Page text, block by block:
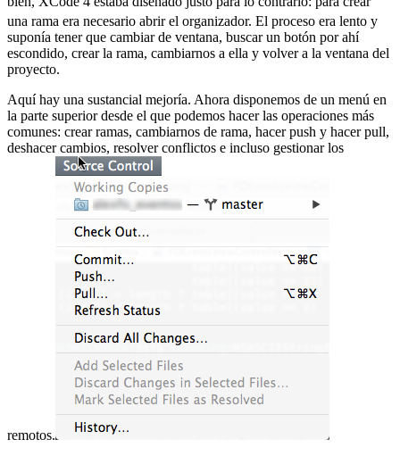
una rama era necesario abrir el organizador. El proceso era lento y
suponía tener que cambiar de ventana, buscar un botón por ahí
escondido, crear la rama, cambiarnos a ella y volver a la ventana del
proyecto.
Aquí hay una sustancial mejoría. Ahora disponemos de un menú en
la parte superior desde el que podemos hacer las operaciones más
comunes: crear ramas, cambiarnos de rama, hacer push y hacer pull,
deshacer cambios, resolver conflictos e incluso gestionar los
remotos.